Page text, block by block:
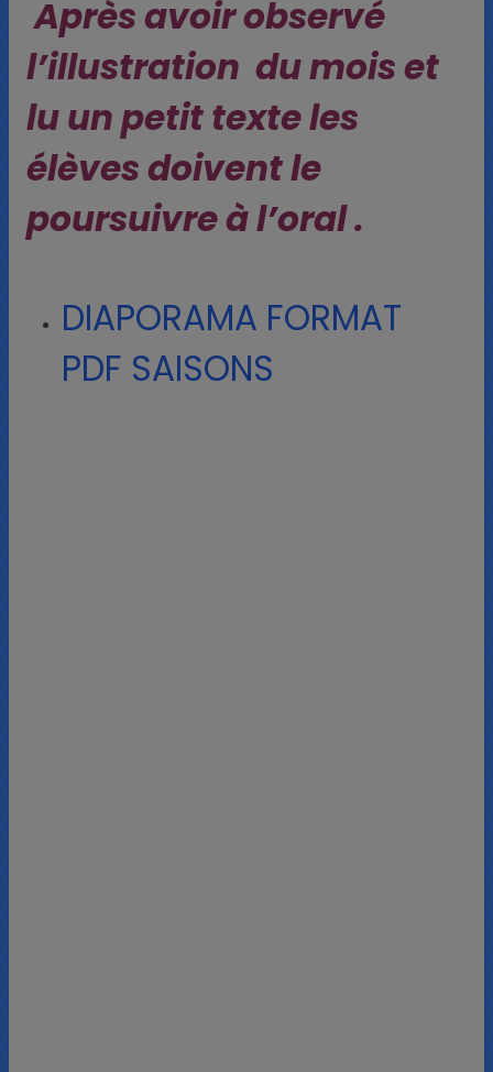
Après avoir observé
l’illustration du mois et
lu un petit texte les
élèves doivent le
poursuivre à l’oral .
DIAPORAMA FORMAT
PDF SAISONS